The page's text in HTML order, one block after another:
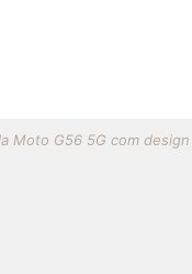
Moto G56 5G com